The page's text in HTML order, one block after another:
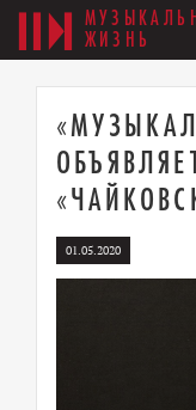
ЖИЗНЬ
01.05.2020